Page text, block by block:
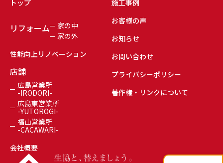
トップ
リフォーム
家の中
家の外
性能向上リノベーション
店舗
広島営業所
-IRODORI-
広島東営業所
-YUTOROGI-
福山営業所
-CACAWARI-
会社概要
施工事例
お客様の声
お知らせ
お問い合わせ
プライバシーポリシー
著作権・リンクについて